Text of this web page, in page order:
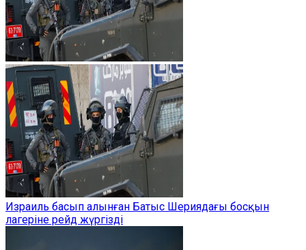
Израиль басып алынған Батыс Шериядағы босқын
лагеріне рейд жүргізді